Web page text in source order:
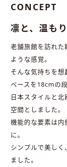
CONCEPT
凛と、温もり
老舗旅館を訪れ
ような感覚。
そんな気持ちを
ペースを18cmの
日本スタイルと
空間としました。
機能的な要素は
に。
シンプルで美し
ました。